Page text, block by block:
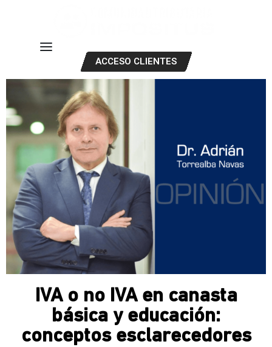
ACCESO CLIENTES
IVA o no IVA en canasta
básica y educación:
conceptos esclarecedores